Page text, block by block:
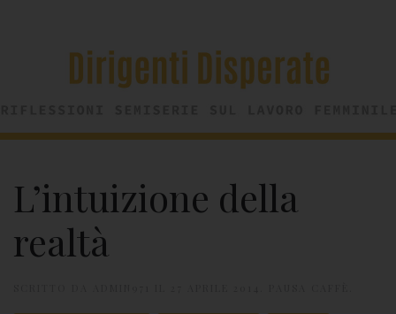
L’intuizione della
realtà